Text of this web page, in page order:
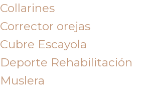
Collarines
Corrector orejas
Cubre Escayola
Deporte Rehabilitación
Muslera